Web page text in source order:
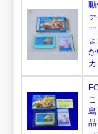
動
か